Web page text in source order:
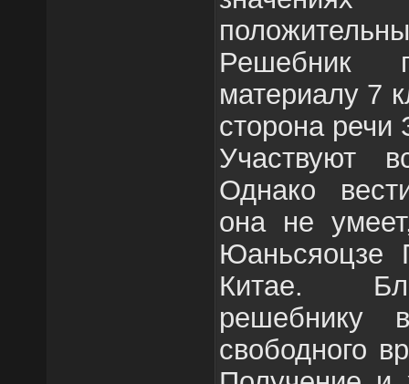
Решебник
материалу 7
сторона речи
Участвуют
Однако
она не
Юаньсяоцзе
Китае.
решебнику
свободного